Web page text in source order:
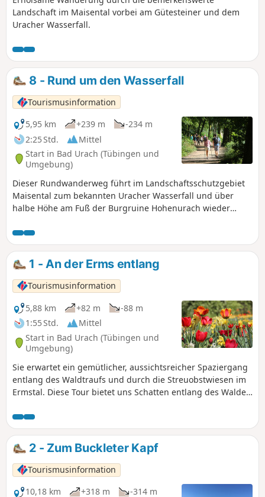
können.
Landschaft im Maisental vorbei am Gütesteiner und dem
Uracher Wasserfall.
8 - Rund um den Wasserfall
Tourismusinformation
5,95 km
+239 m
-234 m
2:25 Std.
Mittel
Start in Bad Urach (Tübingen und
Umgebung)
Dieser Rundwanderweg führt im Landschaftsschutzgebiet
Maisental zum bekannten Uracher Wasserfall und über
halbe Höhe am Fuß der Burgruine Hohenurach wieder
1 - An der Erms entlang
Tourismusinformation
5,88 km
+82 m
-88 m
1:55 Std.
Mittel
Start in Bad Urach (Tübingen und
Umgebung)
Sie erwartet ein gemütlicher, aussichtsreicher Spaziergang
entlang des Waldtraufs und durch die Streuobstwiesen im
Ermstal. Diese Tour bietet uns Schatten entlang des Waldes
Sie bringt uns vorbei an zwei botanischen Gärten, dem
"Garten der Stille" und dem "Garten Eden". Da ein kurzer
Anstieg überwunden wird, können wir die Aussicht ins
Kolzental, über die Felder und auf die Burgruine
Hohenurach genießen. Der Weg ist bei jeder Witterung gut
begehbar.
2 - Zum Buckleter Kapf
Tourismusinformation
10,18 km
+318 m
-314 m